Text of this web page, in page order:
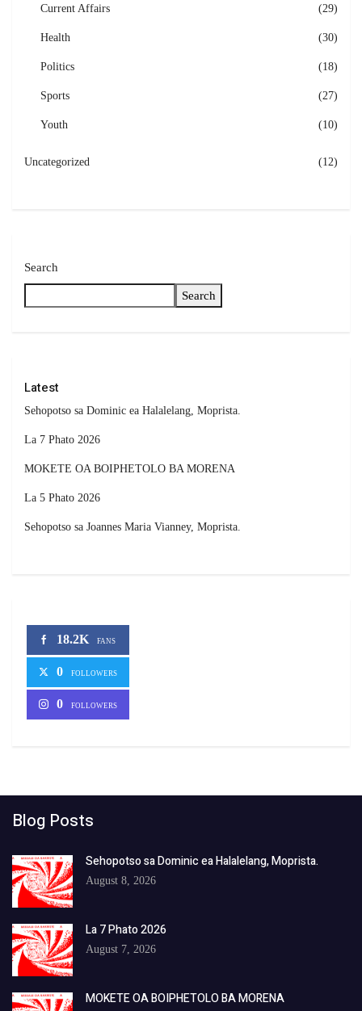
Current Affairs (29)
Health (30)
Politics (18)
Sports (27)
Youth (10)
Uncategorized (12)
Search
Search
Latest
Sehopotso sa Dominic ea Halalelang, Moprista.
La 7 Phato 2026
MOKETE OA BOIPHETOLO BA MORENA
La 5 Phato 2026
Sehopotso sa Joannes Maria Vianney, Moprista.
18.2K FANS
0 FOLLOWERS
0 FOLLOWERS
Blog Posts
Sehopotso sa Dominic ea Halalelang, Moprista.
August 8, 2026
La 7 Phato 2026
August 7, 2026
MOKETE OA BOIPHETOLO BA MORENA